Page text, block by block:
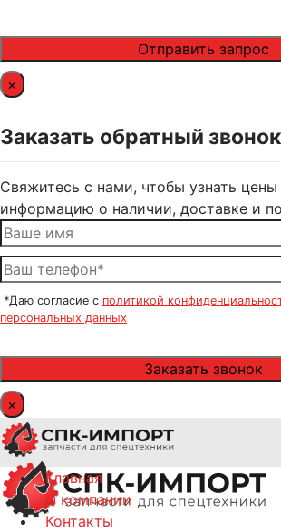
×
Заказать обратный звонок
Свяжитесь с нами, чтобы узнать цены
информацию о наличии, доставке и
*Даю согласие с политикой
персональных данных
×
Главная
О компании
Контакты